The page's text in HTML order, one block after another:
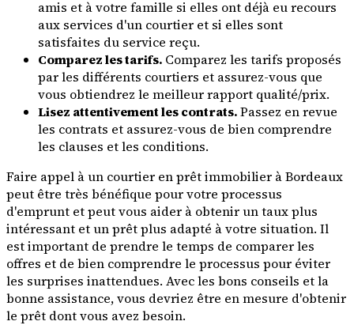
amis et à votre famille si elles ont déjà eu recours
aux services d'un courtier et si elles sont
satisfaites du service reçu.
Comparez les tarifs. Comparez les tarifs proposés
par les différents courtiers et assurez-vous que
vous obtiendrez le meilleur rapport qualité/prix.
Lisez attentivement les contrats.Passez en revue
les contrats et assurez-vous de bien comprendre
les clauses et les conditions.
Faire appel à un courtier en prêt immobilier à Bordeaux
peut être très bénéfique pour votre processus
d'emprunt et peut vous aider à obtenir un taux plus
intéressant et un prêt plus adapté à votre situation. Il
est important de prendre le temps de comparer les
offres et de bien comprendre le processus pour éviter
les surprises inattendues. Avec les bons conseils et la
bonne assistance, vous devriez être en mesure d'obtenir
le prêt dont vous avez besoin.